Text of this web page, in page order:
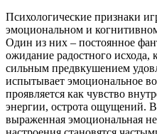
Психологические признаки
эмоциональном и
Один из них – постоянное
ожидание радостного исхода,
сильным предвкушением
испытывает эмоциональное
проявляется как чувство
энергии, острота ощущений.
выраженная эмоциональная